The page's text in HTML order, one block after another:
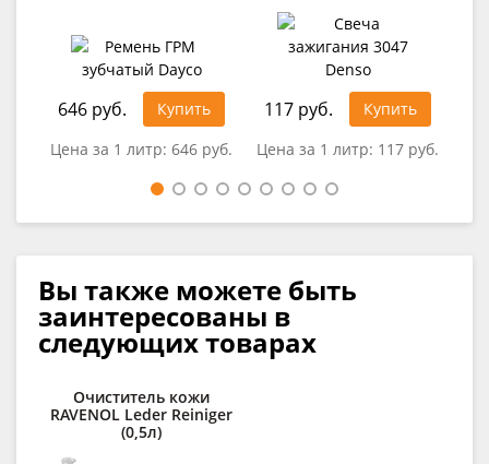
646 руб.
Купить
Цена за 1 литр: 646 руб.
117 руб.
Купить
Цена за 1 литр: 117 руб.
Вы также можете быть
заинтересованы в
следующих товарах
Очиститель кожи
RAVENOL Leder Reiniger
(0,5л)